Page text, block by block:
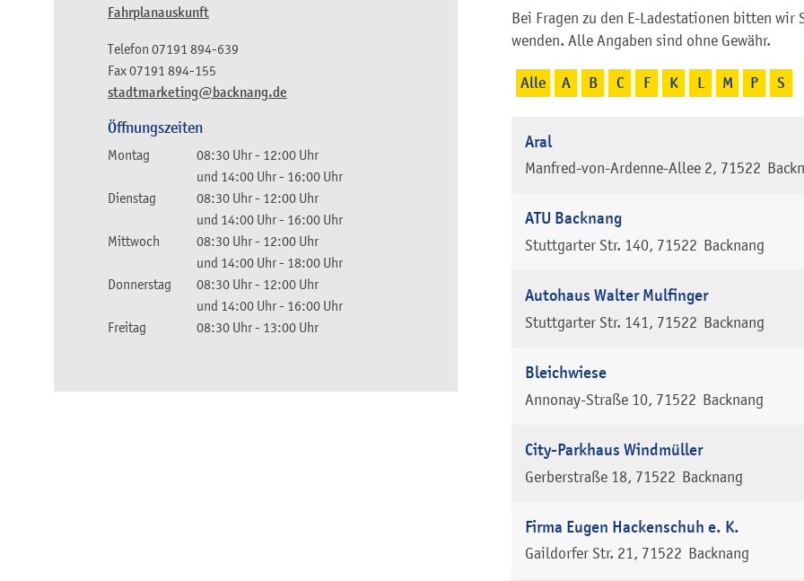
Fahrplanauskunft
stadtmarketing@backnang.de
Telefon 07191 894-639
Fax07191 894-155
Öffnungszeiten
Montag 08:30 Uhr- 12:00 Uhr
und 14:00 Uhr- 16:00 Uhr
Dienstag
08:30 Uhr- 12:00 Uhr
und 14:00 Uhr- 16:00 Uhr
Mittwoch
08:30 Uhr- 12:00 Uhr
und 14:00 Uhr- 18:00 Uhr
Donnerstag
08:30 Uhr- 12:00 Uhr
und 14:00 Uhr- 16:00 Uhr
Freitag
08:30 Uhr- 13:00 Uhr
Bei Fragen zu den E-Ladestationen bitten
wenden. Alle Angaben sind ohne Gewähr.
Alle A B C F K L M P S
Aral
Manfred-von-Ardenne-Allee 2 71522
ATU Backnang
Stuttgarter Str. 140 71522 Backnang
Autohaus Walter Mulfinger
Stuttgarter Str. 141 71522 Backnang
Bleichwiese
Annonay-Straße 10 71522 Backnang
City-Parkhaus Windmüller
Gerberstraße 18 71522 Backnang
Firma Eugen Hackenschuh e. K.
Gaildorfer Str. 21 71522 Backnang